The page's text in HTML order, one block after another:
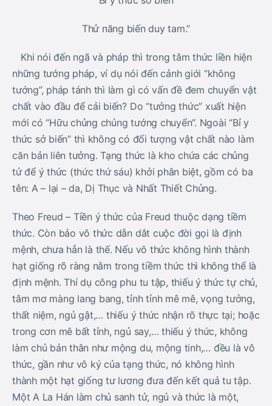
Thử năng biến duy tam.”
Khi nói đến ngã và pháp thì trong tâm thức liền hiện
những tướng pháp, ví dụ nói đến cảnh giới “không
tướng”, pháp tánh thì làm gì có vấn đề đem chuyển vật
chất vào đầu để cải biến? Do “tưởng thức” xuất hiện
mới có “Hữu chủng chủng tướng chuyển”. Ngoài “Bỉ y
thức sở biến” thì không có đối tượng vật chất nào làm
căn bản liên tưởng. Tạng thức là kho chứa các chủng
tử để ý thức (thức thứ sáu) khởi phân biệt, gồm có ba
tên: A – lại – da, Dị Thục và Nhất Thiết Chủng.
Theo Freud – Tiền ý thức của Freud thuộc dạng tiềm
thức. Còn bảo vô thức dẫn dắt cuộc đời gọi là định
mệnh, chưa hẳn là thế. Nếu vô thức không hình thành
hạt giống rõ ràng nằm trong tiềm thức thì không thể là
định mệnh. Thí dụ công phu tu tập, thiếu ý thức tự chủ,
tâm mơ màng lang bang, tỉnh tỉnh mê mê, vọng tưởng,
thất niệm, ngủ gật,… thiếu ý thức nhận rõ thực tại; hoặc
trong cơn mê bất tỉnh, ngủ say,… thiếu ý thức, không
làm chủ bản thân như mộng du, mộng tinh,… đều là vô
thức, gần như vô ký của tạng thức, nó không hình
thành một hạt giống tư lương đưa đến kết quả tu tập.
Một A La Hán làm chủ sanh tử, ngủ và thức là một,